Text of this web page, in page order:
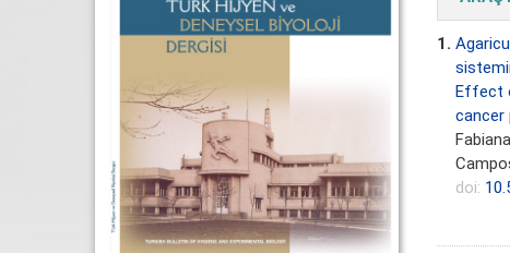
1.
Effect
cancer
doi: